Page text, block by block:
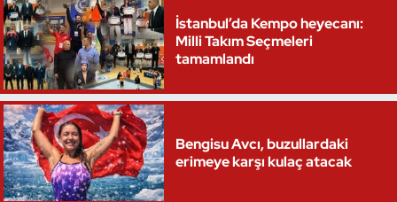
İstanbul’da Kempo heyecanı:
Milli Takım Seçmeleri
tamamlandı
Bengisu Avcı, buzullardaki
erimeye karşı kulaç atacak
Triatlon
Voleybol
Vücut Geliştirme Fitness
Wushu Kungfu